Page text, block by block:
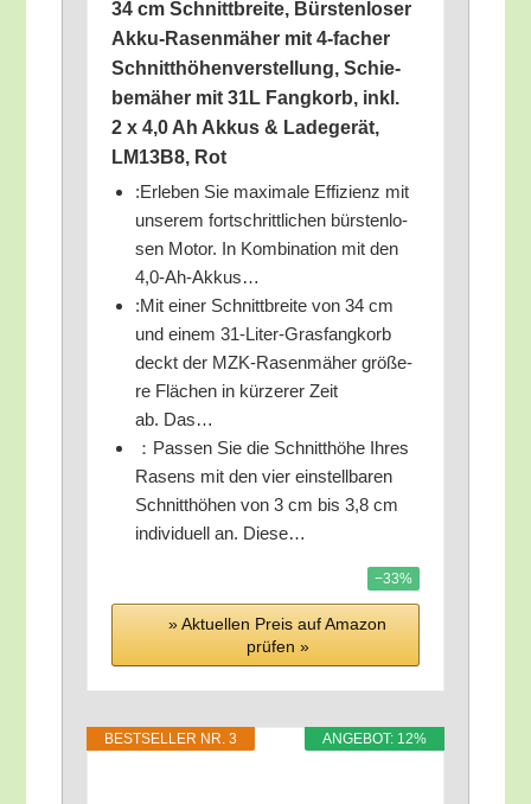
34 cm Schnitt­brei­te, Bürs­ten­lo­ser
Akku-Rasen­mä­her mit 4‑facher
Schnitt­hö­hen­ver­stel­lung, Schie­
be­mä­her mit 31L Fang­korb, inkl.
2 x 4,0 Ah Akkus & Lade­ge­rät,
LM13B8, Rot
:Erle­ben Sie maxi­ma­le Effi­zi­enz mit
unse­rem fort­schritt­li­chen bürs­ten­lo­
sen Motor. In Kom­bi­na­ti­on mit den
4,0‑Ah-Akkus…
:Mit einer Schnitt­brei­te von 34 cm
und einem 31-Liter-Gras­fang­korb
deckt der MZK-Rasen­mä­her grö­ße­
re Flä­chen in kür­ze­rer Zeit
ab. Das…
：Pas­sen Sie die Schnitt­hö­he Ihres
Rasens mit den vier ein­stell­ba­ren
Schnitt­hö­hen von 3 cm bis 3,8 cm
indi­vi­du­ell an. Diese…
−33%
» Aktu­el­len Preis auf Ama­zon
prü­fen »
ANGE­BOT: 12%
BEST­SEL­LER NR. 3